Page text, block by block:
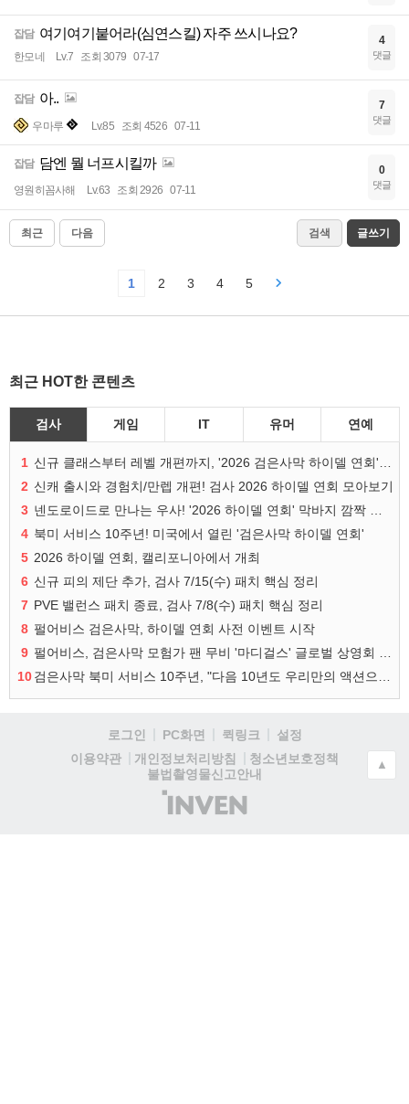
잡담 여기여기붙어라(심연스킬) 자주 쓰시나요?
한모네 Lv.7 조회 3079 07-17
4
댓글
잡담 아..
우마루 Lv.85 조회 4526 07-11
7
댓글
잡담 담엔 뭘 너프시킬까
영원히꼼사해 Lv.63 조회 2926 07-11
0
댓글
최근 다음 검색 글쓰기
1 2 3 4 5
최근 HOT한 콘텐츠
검사 게임 IT 유머 연예
1
2 신캐 출시와 경험치/만렙 개편! 검사 2026 하이델 연회 모아보기
3
4 북미 서비스 10주년! 미국에서 열린 '검은사막 하이델 연회'
5 2026 하이델 연회, 캘리포니아에서 개최
6 신규 피의 제단 추가, 검사 7/15(수) 패치 핵심 정리
7 PVE 밸런스 패치 종료, 검사 7/8(수) 패치 핵심 정리
8 펄어비스 검은사막, 하이델 연회 사전 이벤트 시작
9
10
로그인 PC화면 퀵링크
설정
이용약관
개인정보처리방침
청소년보호정책
불법촬영물신고안내
(주)
인
▲